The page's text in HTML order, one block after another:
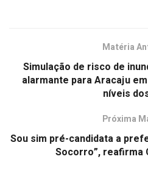
Matéria
Simulação de risco de
alarmante para Aracaju
níveis
Próxima
Sou sim pré-candidata a
Socorro”, reafirma